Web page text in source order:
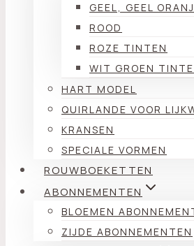
GEEL, GEEL
ROOD
ROZE TINTEN
WIT GROEN
HART MODEL
QUIRLANDE VOOR
KRANSEN
SPECIALE VORMEN
ROUWBOEKETTEN
ABONNEMENTEN
BLOEMEN
ZIJDE ABONNEMENTEN